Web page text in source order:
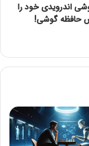
اندرویدی خود را
حافظه گوشی!